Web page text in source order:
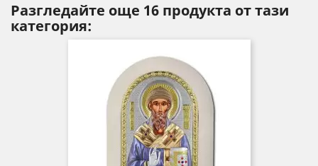
Разгледайте още 16 продукта от тази
категория: